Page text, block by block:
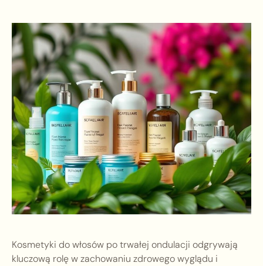
Kosmetyki do włosów po trwałej ondulacji odgrywają
kluczową rolę w zachowaniu zdrowego wyglądu i